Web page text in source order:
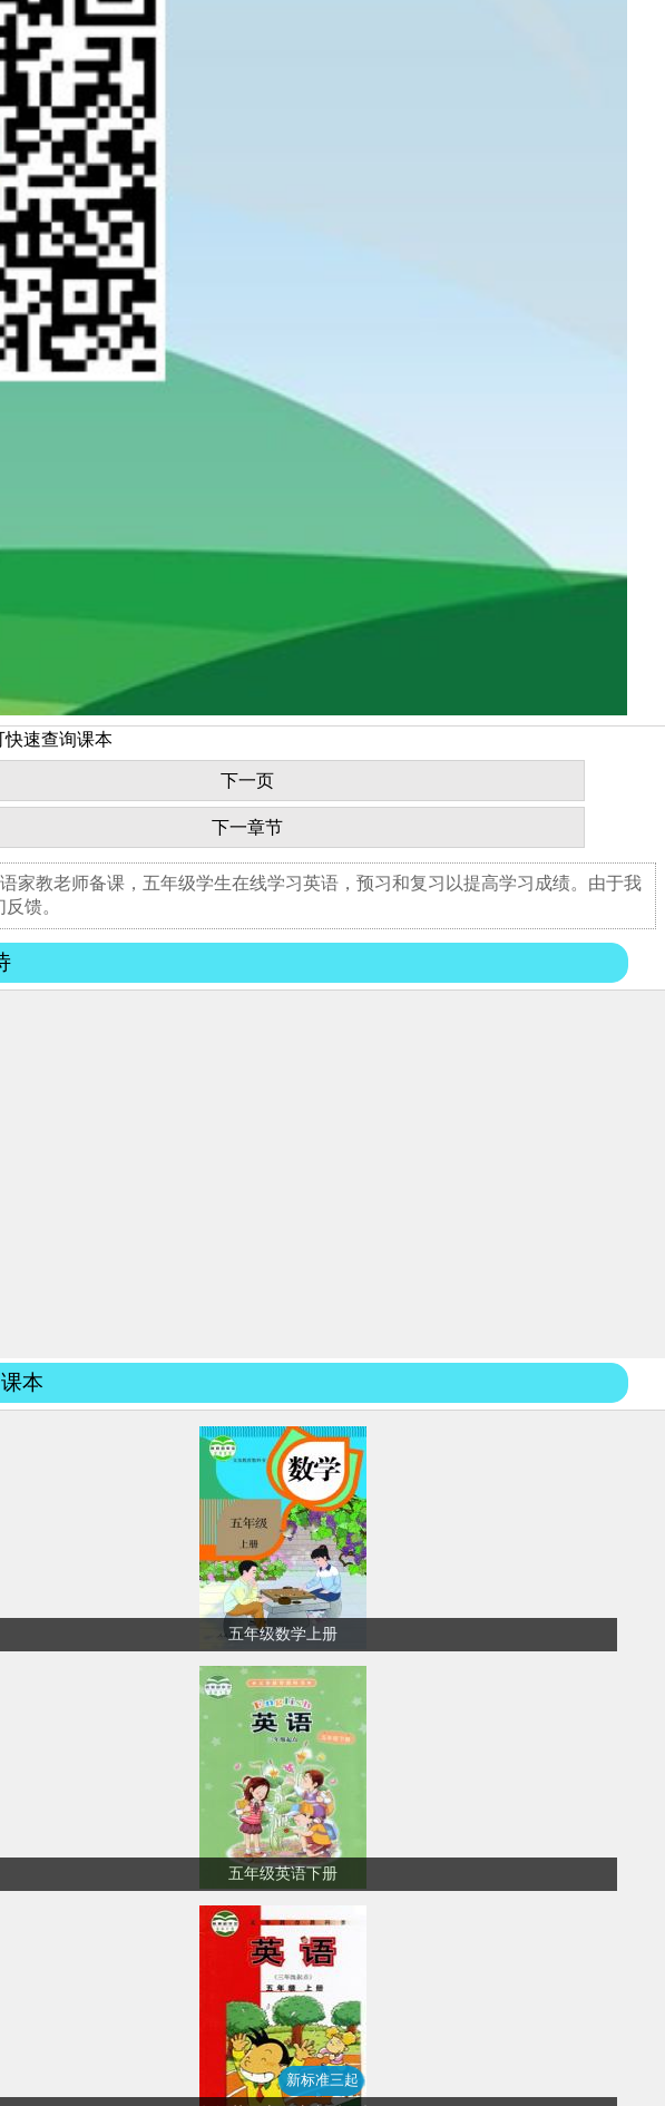
快速查询课本
下一页
下一章节
教老师备课，五年级学生在线学习英语，预习和复习以提高学习成绩。由于我
馈。
本
五年级数学上册
五年级英语下册
新标准三起